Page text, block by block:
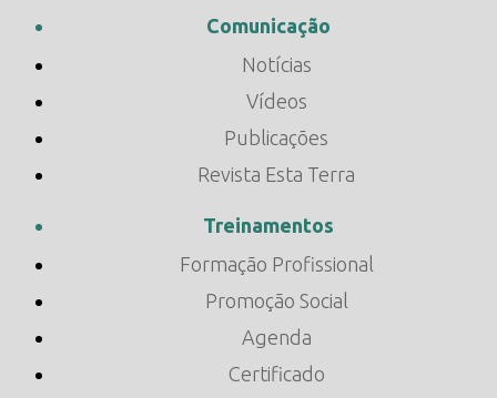
Comunicação
Notícias
Vídeos
Publicações
Revista Esta Terra
Treinamentos
Formação Profissional
Promoção Social
Agenda
Certificado